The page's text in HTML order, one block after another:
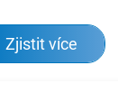
Zjistit více